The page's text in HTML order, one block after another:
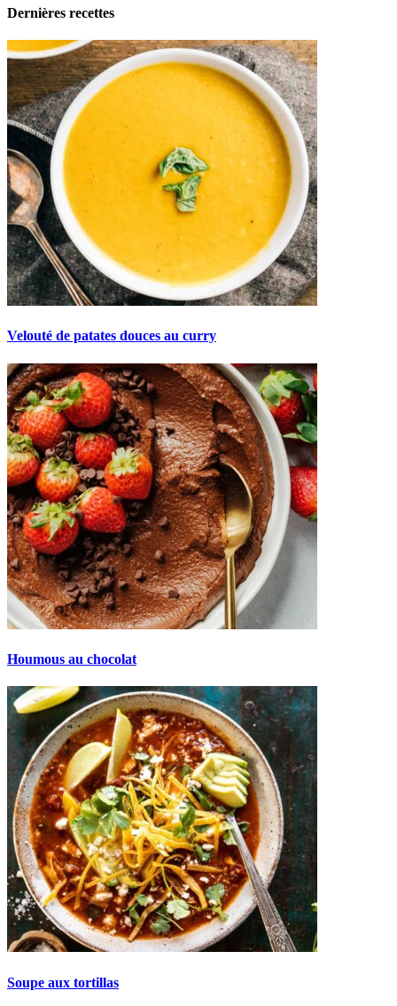
Dernières recettes
Velouté de patates douces au curry
Houmous au chocolat
Soupe aux tortillas